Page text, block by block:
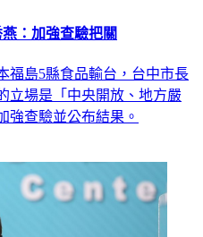
：加強查驗把關
福島5縣食品輸台，台中市長
立場是「中央開放、地方嚴
強查驗並公布結果。